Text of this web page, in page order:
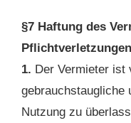
§7 Haftung des
1. Der Vermieter
gebrauchstaugliche
Nutzung zu